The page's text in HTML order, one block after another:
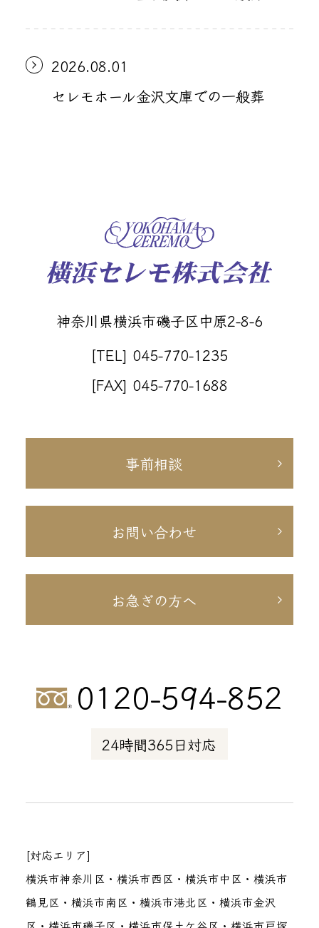
2026.08.01
セレモホール金沢文庫での一般葬
神奈川県横浜市磯子区中原2-8-6
[TEL] 045-770-1235
[FAX] 045-770-1688
事前相談
お問い合わせ
お急ぎの方へ
0120-594-852
24時間365日対応
[対応エリア]
横浜市神奈川区・横浜市西区・横浜市中区・横浜市
鶴見区・横浜市南区・横浜市港北区・横浜市金沢